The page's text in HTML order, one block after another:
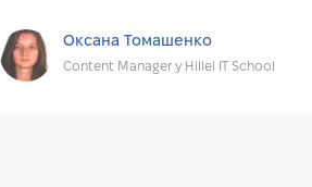
Оксана Томашенко
Content Manager у Hillel IT School